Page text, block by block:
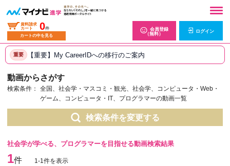
資料請求
カート
0件
カートの中を見る
会員登録
（無料）
ログイン
重要 【重要】My CareerIDへの移行のご案内
動画からさがす
検索条件：
全国、社会学・マスコミ・観光、社会学、コンピュータ・Web・
ゲーム、コンピュータ・IT、プログラマーの動画一覧
検索条件を変更する
社会学が学べる、プログラマーを目指せる動画検索結果
1件 1-1件を表示